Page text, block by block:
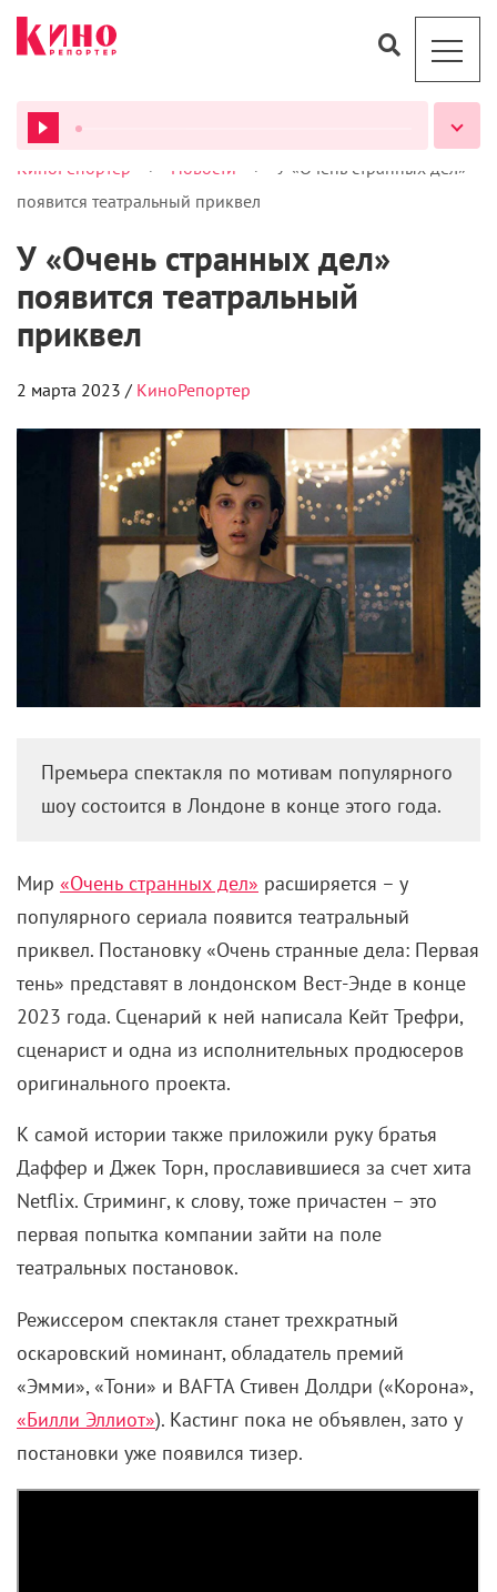
ВСЕ ПОДКАСТЫ
КиноРепортер > Новости >
У «Очень странных дел»
появится театральный приквел
У «Очень странных дел»
появится театральный
приквел
2 марта 2023 / КиноРепортер
Премьера спектакля по мотивам популярного
шоу состоится в Лондоне в конце этого года.
Мир «Очень странных дел» расширяется – у
популярного сериала появится театральный
приквел. Постановку «Очень странные дела: Первая
тень» представят в лондонском Вест-Энде в конце
2023 года. Сценарий к ней написала Кейт Трефри,
сценарист и одна из исполнительных продюсеров
оригинального проекта.
К самой истории также приложили руку братья
Даффер и Джек Торн, прославившиеся за счет хита
Netflix. Стриминг, к слову, тоже причастен – это
первая попытка компании зайти на поле
театральных постановок.
Режиссером спектакля станет трехкратный
оскаровский номинант, обладатель премий
«Эмми», «Тони» и BAFTA Стивен Долдри («Корона»,
«Билли Эллиот»). Кастинг пока не объявлен, зато у
постановки уже появился тизер.